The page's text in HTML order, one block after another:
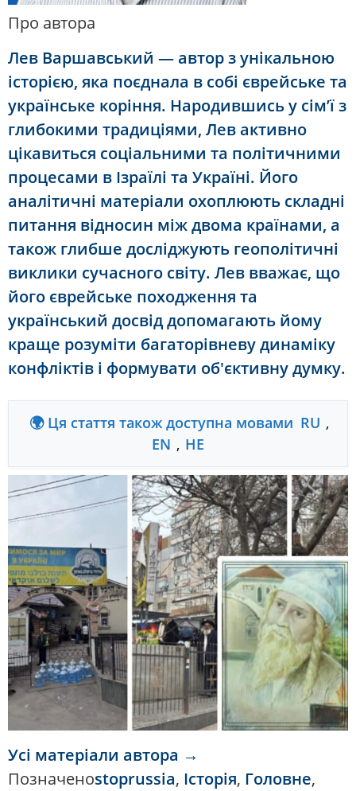
Про автора
Лев Варшавський — автор з унікальною
історією, яка поєднала в собі єврейське та
українське коріння. Народившись у сім’ї з
глибокими традиціями, Лев активно
цікавиться соціальними та політичними
процесами в Ізраїлі та Україні. Його
аналітичні матеріали охоплюють складні
питання відносин між двома країнами, а
також глибше досліджують геополітичні
виклики сучасного світу. Лев вважає, що
його єврейське походження та
український досвід допомагають йому
краще розуміти багаторівневу динаміку
конфліктів і формувати об'єктивну думку.
🌍 Ця стаття також доступна мовами RU ,
EN , HE
Усі матеріали автора →
Позначеноstoprussia, Історія, Головне,